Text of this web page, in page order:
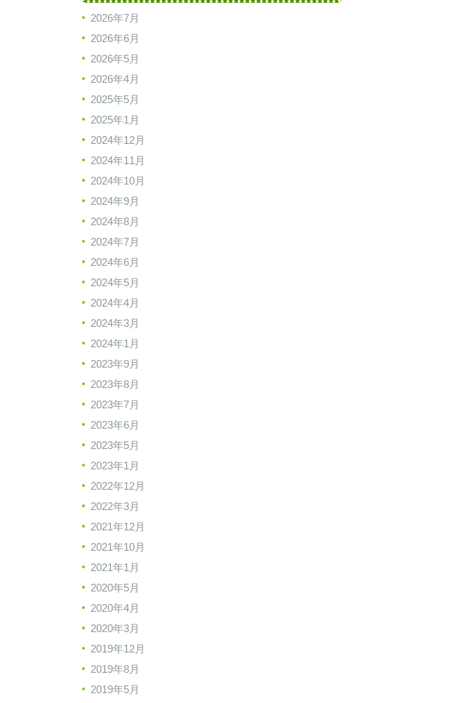
2026年7月
2026年6月
2026年5月
2026年4月
2025年5月
2025年1月
2024年12月
2024年11月
2024年10月
2024年9月
2024年8月
2024年7月
2024年6月
2024年5月
2024年4月
2024年3月
2024年1月
2023年9月
2023年8月
2023年7月
2023年6月
2023年5月
2023年1月
2022年12月
2022年3月
2021年12月
2021年10月
2021年1月
2020年5月
2020年4月
2020年3月
2019年12月
2019年8月
2019年5月